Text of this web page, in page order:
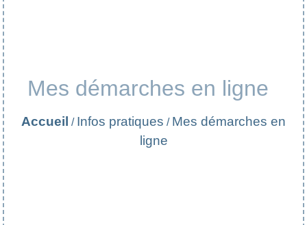
Mes démarches en ligne
Accueil / Infos pratiques / Mes démarches en
ligne